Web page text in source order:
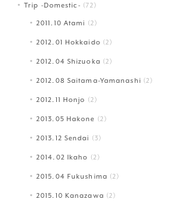
Trip -Domestic- (72)
2011.10 Atami (2)
2012.01 Hokkaido (2)
2012.04 Shizuoka (2)
2012.08 Saitama-Yamanashi (2)
2012.11 Honjo (2)
2013.05 Hakone (2)
2013.12 Sendai (3)
2014.02 Ikaho (2)
2015.04 Fukushima (2)
2015.10 Kanazawa (2)